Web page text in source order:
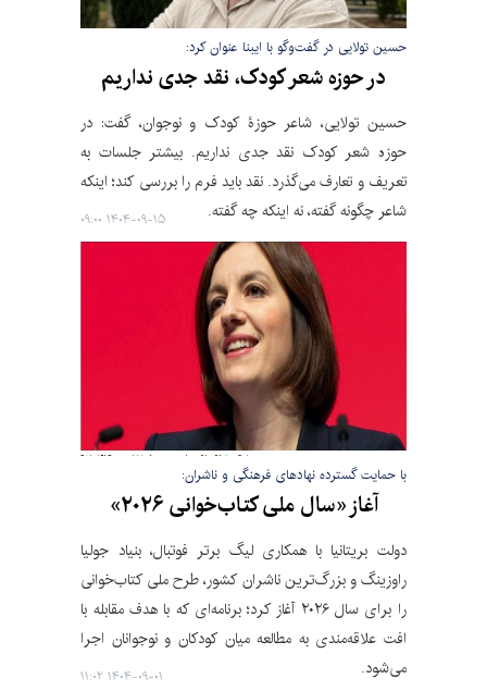
حسین تولایی در گفت‌وگو با ایبنا عنوان کرد:
در حوزه شعر کودک، نقد جدی نداریم
حسین تولایی، شاعر حوزۀ کودک و نوجوان، گفت: در
حوزه شعر کودک نقد جدی نداریم. بیشتر جلسات به
تعریف و تعارف می‌گذرد. نقد باید فرم را بررسی کند؛ اینکه
شاعر چگونه گفته، نه اینکه چه گفته.
۱۴۰۴-۰۹-۱۵ ۰۹:۰۰
با حمایت گسترده نهادهای فرهنگی و ناشران:
آغاز «سال ملی کتاب‌خوانی ۲۰۲۶»
دولت بریتانیا با همکاری لیگ برتر فوتبال، بنیاد جولیا
راوزینگ و بزرگ‌ترین ناشران کشور، طرح ملی کتاب‌خوانی
را برای سال ۲۰۲۶ آغاز کرد؛ برنامه‌ای که با هدف مقابله با
افت علاقه‌مندی به مطالعه میان کودکان و نوجوانان اجرا
می‌شود.
۱۴۰۴-۰۹-۰۱ ۱۱:۰۲